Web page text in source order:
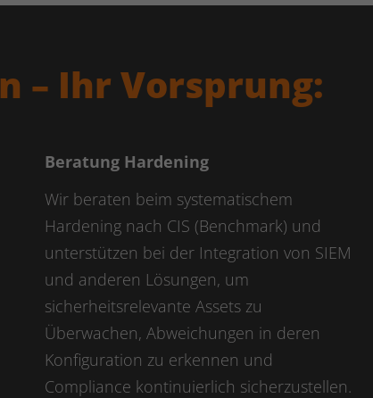
– Ihr Vorsprung:
Beratung Hardening
Wir beraten beim systematischem
Hardening nach CIS (Benchmark) und
unterstützen bei der Integration von SIEM
und anderen Lösungen, um
sicherheitsrelevante Assets zu
Überwachen, Abweichungen in deren
Konfiguration zu erkennen und
Compliance kontinuierlich sicherzustellen.
Laufzeit Session
statistische Daten verwendet.
kununu_country_ip
Anbieter kununu.com
Laufzeit 1 Tag
Zweck
Dieses Cookie wird von der
Bewertungsplattform kununu.com
verwendet, um landesspezifische IPs zu
erkennen.